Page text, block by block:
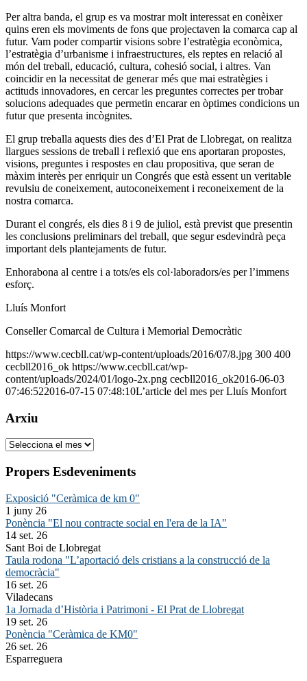
Per altra banda, el grup es va mostrar molt interessat en conèixer
quins eren els moviments de fons que projectaven la comarca cap al
futur. Vam poder compartir visions sobre l’estratègia econòmica,
l’estratègia d’urbanisme i infraestructures, els reptes en relació al
món del treball, educació, cultura, cohesió social, i altres. Van
coincidir en la necessitat de generar més que mai estratègies i
actituds innovadores, en cercar les preguntes correctes per trobar
solucions adequades que permetin encarar en òptimes condicions un
futur que presenta incògnites.
El grup treballa aquests dies des d’El Prat de Llobregat, on realitza
llargues sessions de treball i reflexió que ens aportaran propostes,
visions, preguntes i respostes en clau propositiva, que seran de
màxim interès per enriquir un Congrés que està essent un veritable
revulsiu de coneixement, autoconeixement i reconeixement de la
nostra comarca.
Durant el congrés, els dies 8 i 9 de juliol, està previst que presentin
les conclusions preliminars del treball, que segur esdevindrà peça
important dels plantejaments de futur.
Enhorabona al centre i a tots/es els col·laboradors/es per l’immens
esforç.
Lluís Monfort
Conseller Comarcal de Cultura i Memorial Democràtic
https://www.cecbll.cat/wp-content/uploads/2016/07/8.jpg 300 400
cecbll2016_ok https://www.cecbll.cat/wp-
content/uploads/2024/01/logo-2x.png cecbll2016_ok2016-06-03
07:46:522016-07-15 07:48:10L’article del mes per Lluís Monfort
Arxiu
Arxiu
Propers Esdeveniments
Exposició "Ceràmica de km 0"
1 juny 26
Ponència "El nou contracte social en l'era de la IA"
14 set. 26
Sant Boi de Llobregat
Taula rodona "L’aportació dels cristians a la construcció de la
democràcia"
16 set. 26
Viladecans
1a Jornada d’Història i Patrimoni - El Prat de Llobregat
19 set. 26
Ponència "Ceràmica de KM0"
26 set. 26
Esparreguera